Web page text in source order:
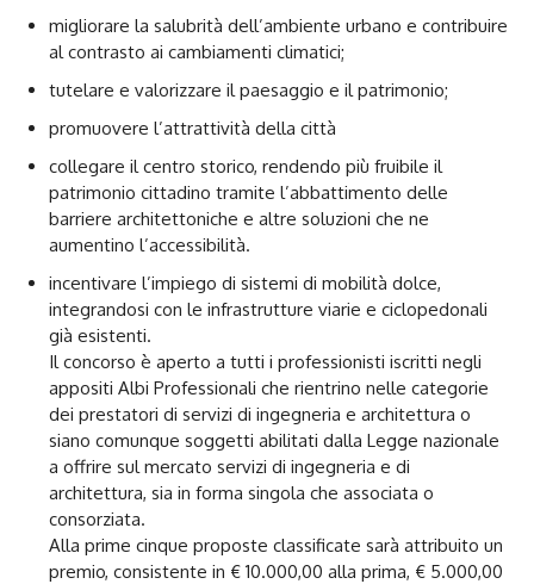
migliorare la salubrità dell’ambiente urbano e contribuire
al contrasto ai cambiamenti climatici;
tutelare e valorizzare il paesaggio e il patrimonio;
promuovere l’attrattività della città
collegare il centro storico, rendendo più fruibile il
patrimonio cittadino tramite l’abbattimento delle
barriere architettoniche e altre soluzioni che ne
aumentino l’accessibilità.
incentivare l’impiego di sistemi di mobilità dolce,
integrandosi con le infrastrutture viarie e ciclopedonali
già esistenti.
Il concorso è aperto a tutti i professionisti iscritti negli
appositi Albi Professionali che rientrino nelle categorie
dei prestatori di servizi di ingegneria e architettura o
siano comunque soggetti abilitati dalla Legge nazionale
a offrire sul mercato servizi di ingegneria e di
architettura, sia in forma singola che associata o
consorziata.
Alla prime cinque proposte classificate sarà attribuito un
premio, consistente in € 10.000,00 alla prima, € 5.000,00